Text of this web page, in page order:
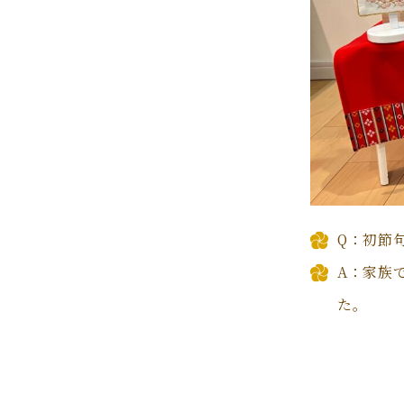
Q：初節
A：家族
た。